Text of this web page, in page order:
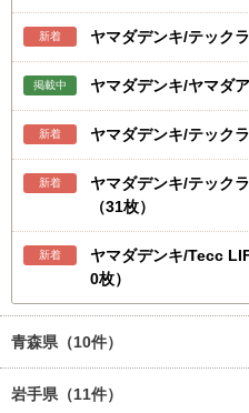
新着 ヤマダデンキ/テック
掲載中 ヤマダデンキ/ヤマダ
新着 ヤマダデンキ/テック
新着
ヤマダデンキ/テック
（31枚）
新着
ヤマダデンキ/Tecc
0枚）
青森県（10件）
岩手県（11件）